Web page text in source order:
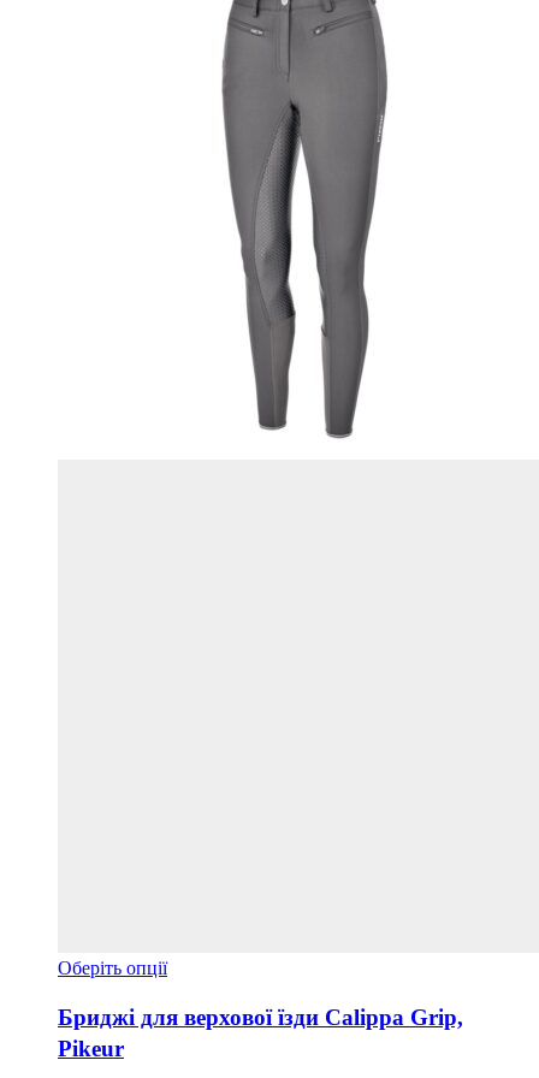
Оберіть опціїЦей
має
кілька
Бриджі для верхової їзди Calippa Grip,
Pikeur